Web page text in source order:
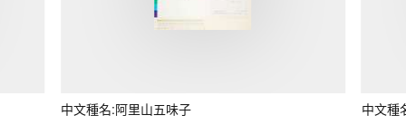
中文種名:阿里山五味子 中文種